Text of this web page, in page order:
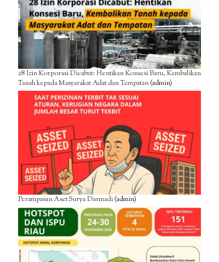
28 Izin Korporasi Dicabut: Hentikan Konsesi Baru, Kembalikan
Tanah kepada Masyarakat Adat dan Tempatan(admin)
Perampasan Aset Surya Darmadi(admin)